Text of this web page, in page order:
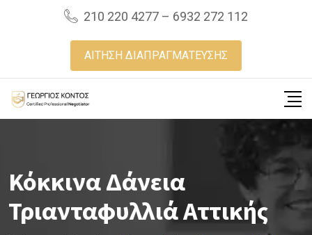
210 220 4277 – 6932 272 112
ΑΙΤΗΣΗ ΔΙΑΠΡΑΓΜΑΤΕΥΣΗΣ
Κόκκινα Δάνεια
Τριανταφυλλιά Αττικής